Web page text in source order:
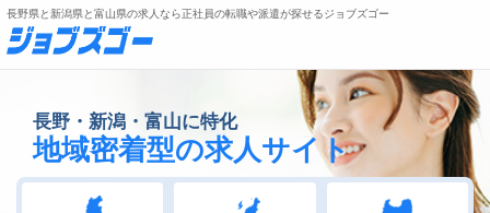
無料会員登録 ログイン
メニュー
長野県と新潟県と富山県の求人なら正社員の転職や派遣が探せるジョブズゴー
長野・新潟・富山に特化
地域密着型の求人サイト